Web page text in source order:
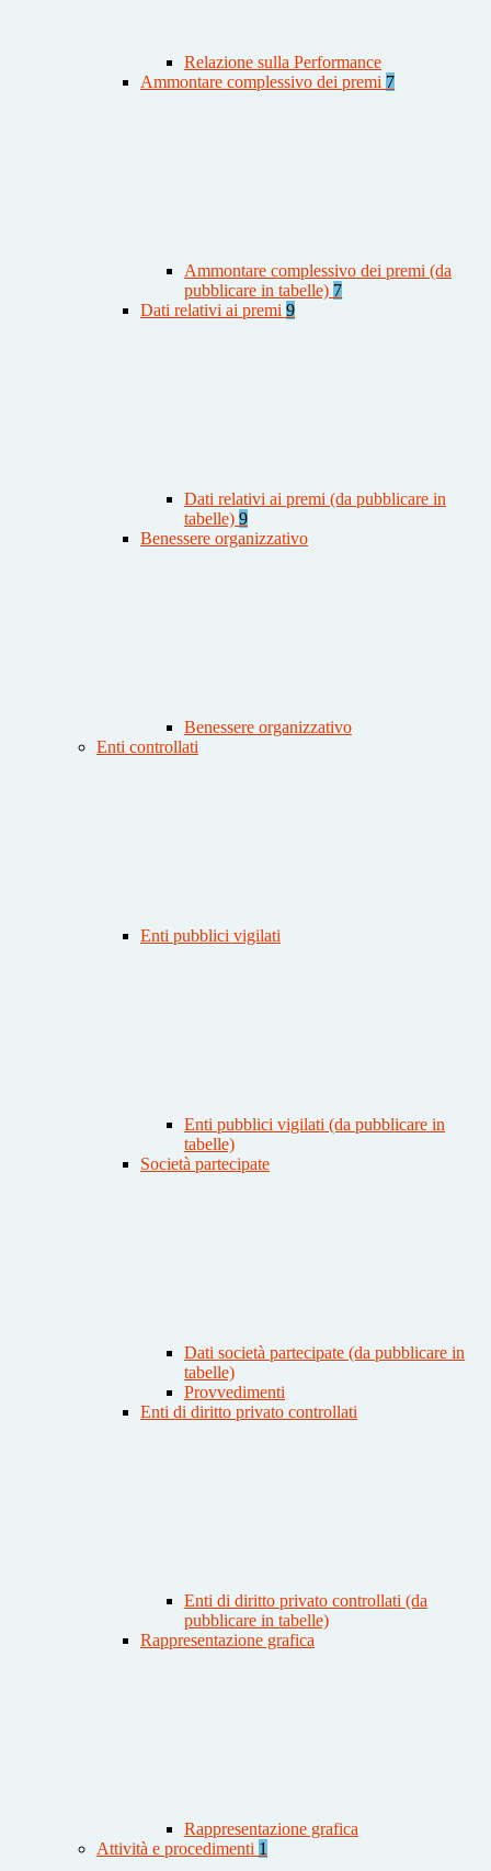
Relazione sulla Performance
Ammontare complessivo dei premi 7
Ammontare complessivo dei premi (da
pubblicare in tabelle) 7
Dati relativi ai premi 9
Dati relativi ai premi (da pubblicare in
tabelle) 9
Benessere organizzativo
Benessere organizzativo
Enti controllati
Enti pubblici vigilati
Enti pubblici vigilati (da pubblicare in
tabelle)
Società partecipate
Dati società partecipate (da pubblicare in
tabelle)
Provvedimenti
Enti di diritto privato controllati
Enti di diritto privato controllati (da
pubblicare in tabelle)
Rappresentazione grafica
Rappresentazione grafica
Attività e procedimenti 1